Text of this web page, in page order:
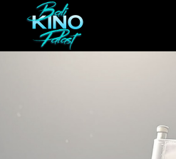
Zum Hauptinhalt springen